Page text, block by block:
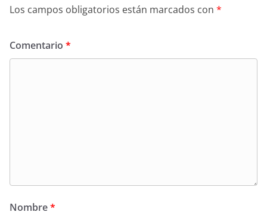
Los campos obligatorios están marcados con *
Comentario *
Nombre*